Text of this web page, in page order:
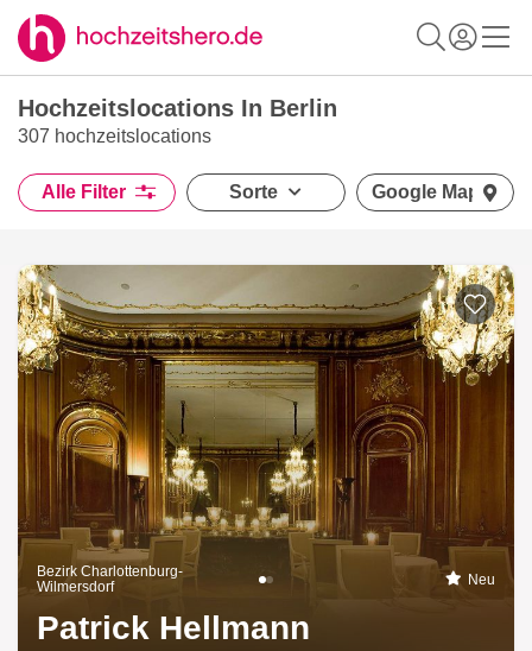
Hochzeitslocations In Berlin
307 hochzeitslocations
Alle Filter Sorte Google Maps
Bezirk Charlottenburg-
Wilmersdorf
Neu
Patrick Hellmann